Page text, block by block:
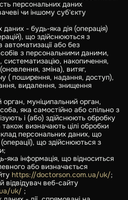
персональних даних
чи іншому суб'єкту
- будь-яка дія (операція)
що здійснюються з
автоматизації або без
з персональними даними,
систематизацію, накопичення,
зміна), витяг,
( поширення, надання, доступ),
видалення, знищення
муніципальний орган,
яка самостійно або спільно з
і (або) здійснюють обробку
визначають цілі обробки
персональних даних, що
(операції), що здійснюються з
яка інформація, що відноситься
або визначається
https://doctorson.com.ua/uk/;
відвідувач веб-сайту
uk/ ;